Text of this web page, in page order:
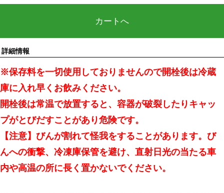
カートへ
詳細情報
※保存料を一切使用しておりませんので開栓後は冷蔵
庫に入れ早くお飲みください。
開栓後は常温で放置すると、容器が破裂したりキャッ
プがとびだすことがあり危険です。
【注意】びんが割れて怪我をすることがあります。び
んへの衝撃、冷凍庫保管を避け、直射日光の当たる車
内や高温の所に長く置かないでください。